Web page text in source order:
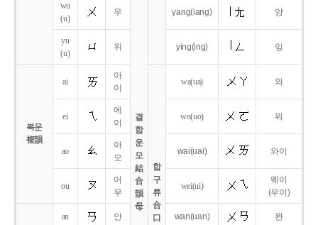
결
합
운
모
結
合
韻
母
wu
(u)
우 yang(iang) 양
yu
(u)
위 ying(ing) 잉
복운
複韻
ai
아
이
합
구
류
合
口
wa(ua) 와
ei
에
이
wo(uo) 워
ao
아
오
wai(uai) 와이
ou
어
우
wei(ui)
웨이
(우이)
an 안 wan(uan) 완